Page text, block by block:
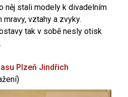
něj stali modely k divadelním
vztahy a zvyky.
tak v sobě nesly otisk
Plzeň Jindřich